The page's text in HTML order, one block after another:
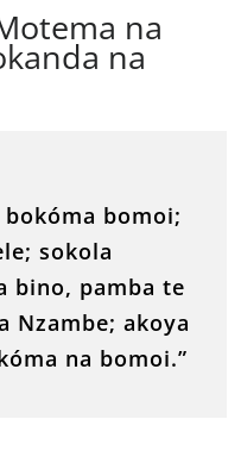
na
na
bomoi;
sokola
bino, pamba te
Nzambe; akoya
na bomoi.”